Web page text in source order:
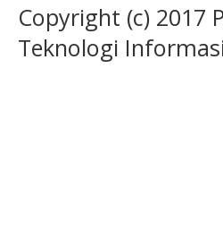
Copyright (c) 2017
Teknologi